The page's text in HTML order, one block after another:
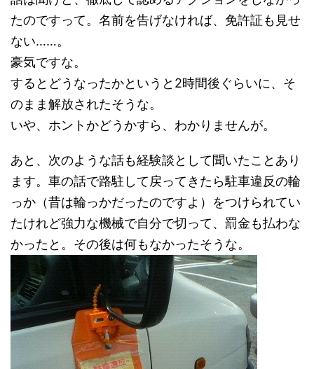
たのですって。名前を告げなければ、免許証も見せ
ない……。
豪気ですな。
するとどうなったかというと2時間後ぐらいに、そ
のまま解放されたそうな。
いや、ホントかどうかすら、わかりませんが。
あと、次のような話も経験談として聞いたことあり
ます。車の話で路駐して戻ってきたら駐車違反の輪
っか（昔は輪っかだったのですよ）をつけられてい
たけれど強力な機械で自分で切って、罰金も払わな
かったと。その後は何もなかったそうな。